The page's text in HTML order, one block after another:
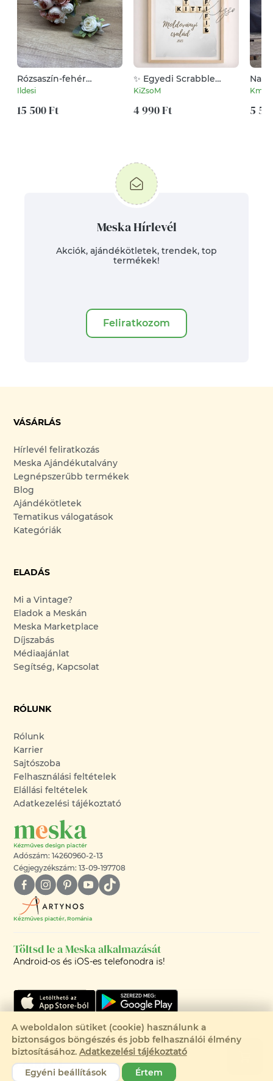
Csak 1 elérhető
5 800 Ft
Rózsaszín-fehér
menyasszonyi csokor
Ildesi
15 500 Ft
✨ Egyedi Scrabble
családi kép – személyre
KiZsoM
4 990 Ft 5
Meska Hírlevél
Akciók, ajándékötletek, trendek, top
termékek!
Feliratkozom
VÁSÁRLÁS
Hírlevél feliratkozás
Meska Ajándékutalvány
Legnépszerűbb termékek
Blog
Ajándékötletek
Tematikus válogatások
Kategóriák
ELADÁS
Mi a Vintage?
Eladok a Meskán
Meska Marketplace
Díjszabás
Médiaajánlat
Segítség, Kapcsolat
RÓLUNK
Rólunk
Karrier
Sajtószoba
Felhasználási feltételek
Elállási feltételek
Adatkezelési tájékoztató
Adószám: 14260960-2-13
Cégjegyzékszám: 13-09-197708
Kézműves piactér, Románia
Töltsd le a Meska alkalmazását
Android-os és iOS-es telefonodra is!
©2008-2026 - MESKA.HU -
MINDEN JOG FENNTARTVA!
A weboldalon sütiket (cookie) használunk a
biztonságos böngészés és jobb felhasználói élmény
biztosításához. Adatkezelési tájékoztató
Egyéni beállítások
Értem